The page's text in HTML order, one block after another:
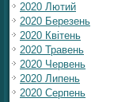
2020 Лютий
2020 Березень
2020 Квітень
2020 Травень
2020 Червень
2020 Липень
2020 Серпень